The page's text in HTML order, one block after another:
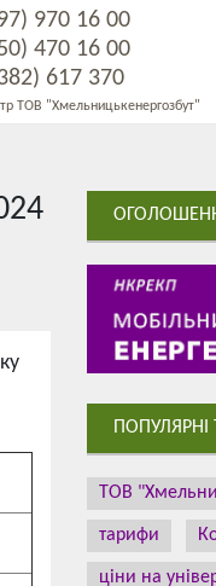
970 16 00
470 16 00
617 370
ТОВ "Хмельницькенергозбут"
ПОПУЛЯРНІ
ТОВ
тарифи
ціни на